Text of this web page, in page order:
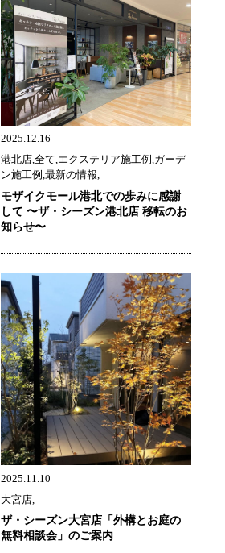
2025.12.16
港北店,全て,エクステリア施工例,ガーデ
ン施工例,最新の情報,
モザイクモール港北での歩みに感謝
して 〜ザ・シーズン港北店 移転のお
知らせ〜
2025.11.10
大宮店,
ザ・シーズン大宮店「外構とお庭の
無料相談会」のご案内